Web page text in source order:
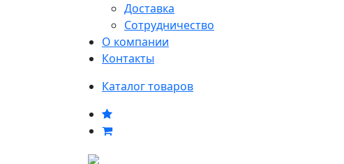
Доставка
Сотрудничество
О компании
Контакты
Каталог товаров